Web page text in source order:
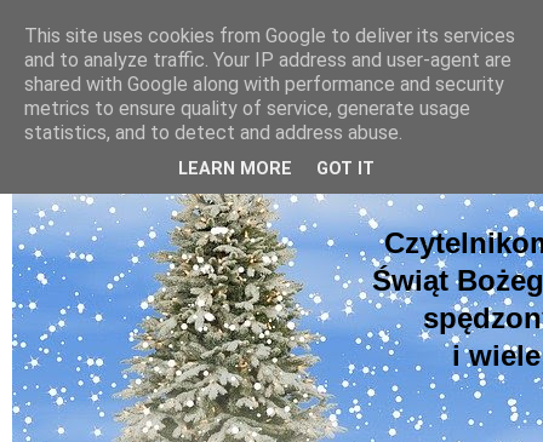
pluskiewicz.blogspot.com
niedziela, 22 grudnia 2019
Świąt
i
This site uses cookies from Google to deliver its services
and to analyze traffic. Your IP address and user-agent are
shared with Google along with performance and security
metrics to ensure quality of service, generate usage
statistics, and to detect and address abuse.
LEARN MORE GOT IT